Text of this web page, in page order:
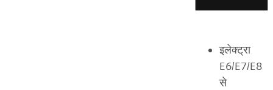
इलेक्ट्रा
E6/E7/E8
से